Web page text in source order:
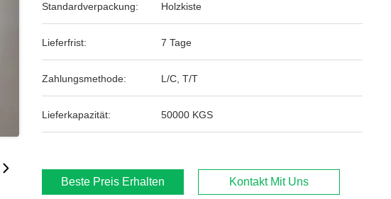
Standardverpackung: Holzkiste
Lieferfrist: 7 Tage
Zahlungsmethode: L/C, T/T
Lieferkapazität: 50000 KGS
Beste Preis Erhalten Kontakt Mit Uns